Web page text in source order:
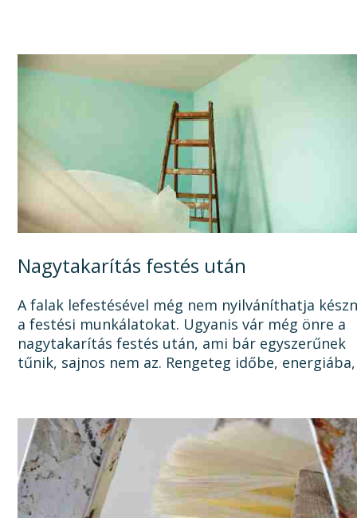
Nagytakarítás festés után
A falak lefestésével még nem nyilváníthatja
a festési munkálatokat. Ugyanis vár még önre a
nagytakarítás festés után, ami bár egyszerűnek
tűnik, sajnos nem az. Rengeteg időbe,